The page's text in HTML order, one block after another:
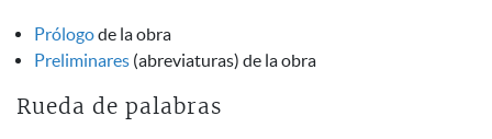
Prólogode la obra
Preliminares (abreviaturas) de la obra
Rueda de palabras